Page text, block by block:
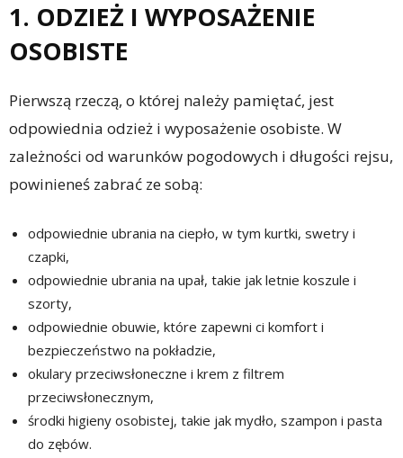
1. ODZIEŻ I WYPOSAŻENIE
OSOBISTE
Pierwszą rzeczą, o której należy pamiętać, jest
odpowiednia odzież i wyposażenie osobiste. W
zależności od warunków pogodowych i długości rejsu,
powinieneś zabrać ze sobą:
odpowiednie ubrania na ciepło, w tym kurtki, swetry i
czapki,
odpowiednie ubrania na upał, takie jak letnie koszule i
szorty,
odpowiednie obuwie, które zapewni ci komfort i
bezpieczeństwo na pokładzie,
okulary przeciwsłoneczne i krem z filtrem
przeciwsłonecznym,
środki higieny osobistej, takie jak mydło, szampon i pasta
do zębów.